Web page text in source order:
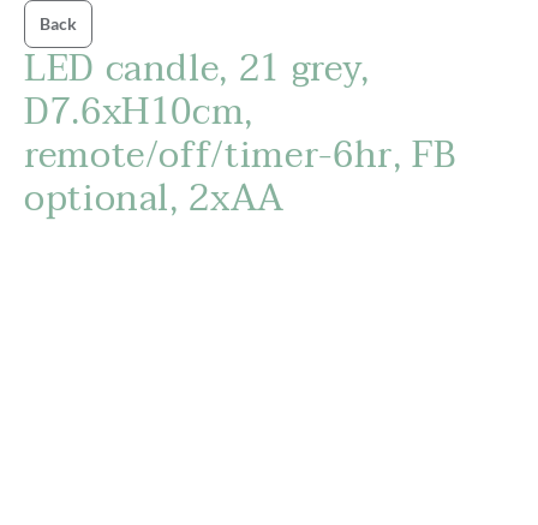
Back
LED candle, 21 grey,
D7.6xH10cm,
remote/off/timer-6hr, FB
optional, 2xAA